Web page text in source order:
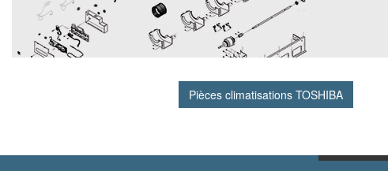
Pièces climatisations TOSHIBA